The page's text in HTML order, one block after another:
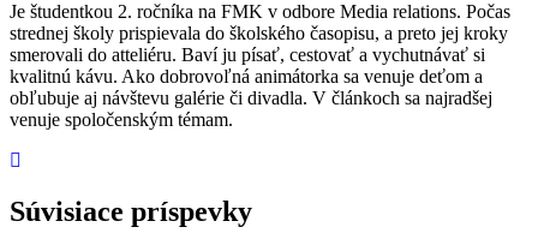
Je študentkou 2. ročníka na FMK v odbore Media relations. Počas
strednej školy prispievala do školského časopisu, a preto jej kroky
smerovali do atteliéru. Baví ju písať, cestovať a vychutnávať si
kvalitnú kávu. Ako dobrovoľná animátorka sa venuje deťom a
obľubuje aj návštevu galérie či divadla. V článkoch sa najradšej
venuje spoločenským témam.
Súvisiace príspevky